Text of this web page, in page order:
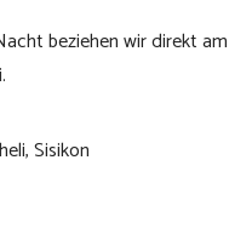
beziehen wir direkt am
Sisikon